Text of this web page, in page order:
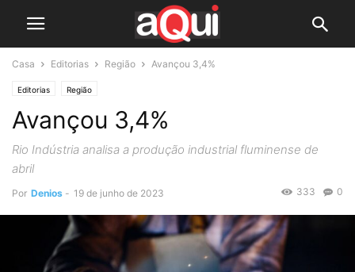
Casa Editorias Região Avançou 3,4%
Editorias Região
Avançou 3,4%
Rio Indústria analisa a produção industrial fluminense de
abril
Por Denios - 19 de junho de 2023 0
333